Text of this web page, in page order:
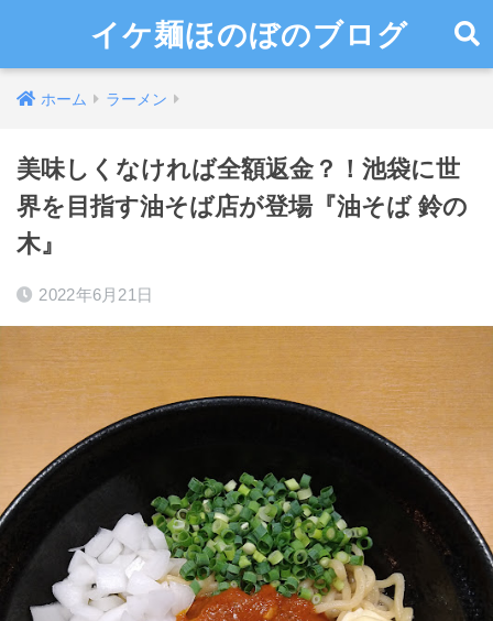
イケ麺ほのぼのブログ
ホーム ラーメン
美味しくなければ全額返金？！池袋に世
界を目指す油そば店が登場『油そば 鈴の
木』
2022年6月21日